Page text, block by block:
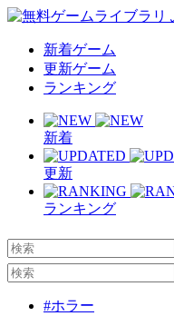
新着ゲーム
更新ゲーム
ランキング
新着
更新
ランキング
#ホラー